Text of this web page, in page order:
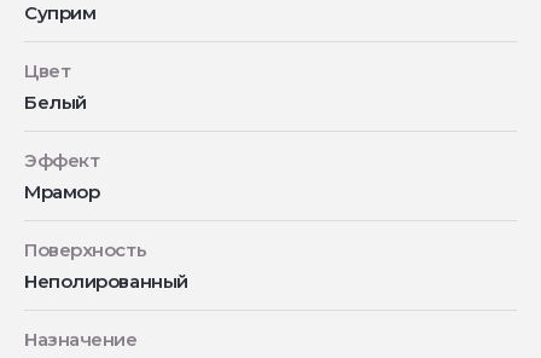
Суприм
Цвет
Белый
Эффект
Мрамор
Поверхность
Неполированный
Назначение